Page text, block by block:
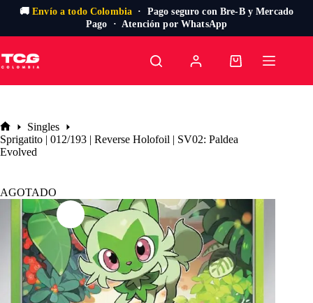
🚚Envío a todo Colombia · Pago seguro con Bre-B y Mercado
Pago · Atención por WhatsApp
al
contenido
Carro
Inicio
Singles
Sprigatito | 012/193 | Reverse Holofoil | SV02: Paldea
Evolved
AGOTADO